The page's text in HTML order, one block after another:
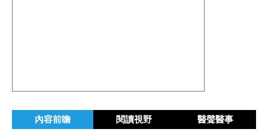
內容前瞻 閱讀視野 醫聲醫事